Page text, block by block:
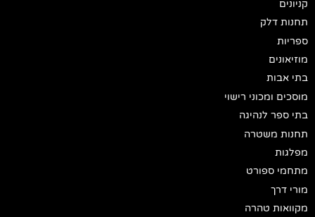
קניונים
תחנות דלק
ספריות
מוזיאונים
בתי אבות
מוסכים ומכוני רישוי
בתי ספר לנהיגה
תחנות משטרה
מפלגות
מתחמי ספורט
מורי דרך
מקוואות טהרה